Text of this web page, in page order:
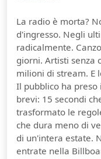
La radio è morta?
d'ingresso. Negli
radicalmente.
giorni. Artisti senza
milioni di stream. E
Il pubblico ha
brevi: 15 secondi
trasformato le
che dura meno di
di un'intera estate.
entrate nella